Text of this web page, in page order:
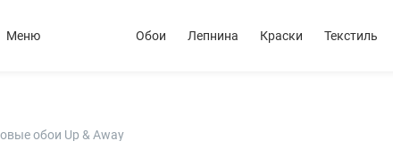
Меню Обои Лепнина Краски Текстиль
обои Up & Away